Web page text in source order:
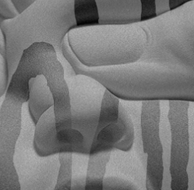
相
簿
中
開